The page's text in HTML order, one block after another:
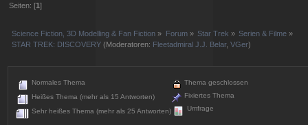
Seiten: [1]
Science Fiction, 3D Modelling & Fan Fiction » Forum» Star Trek » Serien & Filme »
STAR TREK: DISCOVERY (Moderatoren: Fleetadmiral J.J. Belar,VGer)
Normales Thema
Heißes Thema (mehr als 15 Antworten)
Sehr heißes Thema (mehr als 25 Antworten)
Thema geschlossen
Fixiertes Thema
Umfrage